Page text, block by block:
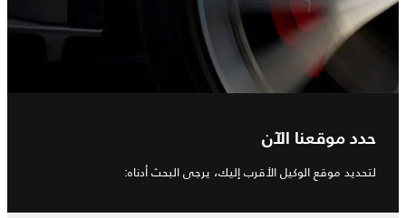
حدد موقعنا الآن
لتحديد موقع الوكيل الأقرب إليك، يرجى البحث أدناه: